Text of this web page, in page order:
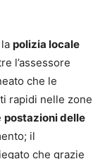
polizia locale
l’assessore
che le
rapidi nelle zone
postazioni delle
il
che grazie